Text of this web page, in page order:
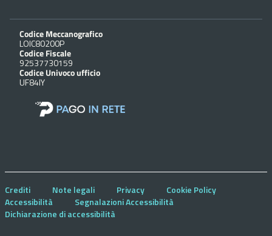
Codice Meccanografico
LOIC80200P
Codice Fiscale
92537730159
Codice Univoco ufficio
UF84IY
Crediti Note legali Privacy
Cookie Policy
Accessibilità
Segnalazioni Accessibilità
Dichiarazione di accessibilità